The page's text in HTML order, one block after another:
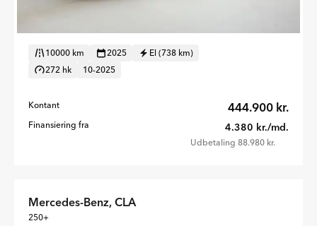
10000 km 2025
El (738 km)
272 hk
10-2025
Kontant 444.900 kr.
Finansiering fra 4.380 kr./md.
Udbetaling 88.980 kr.
Mercedes-Benz, CLA
250+